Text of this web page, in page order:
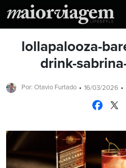
lollapalooza-
drink-
Por: Otavio Furtado 16/03/2026